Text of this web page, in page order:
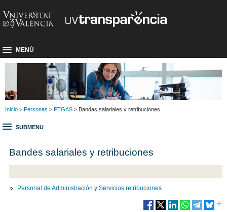
MENÚ
Inicio > Personas > PTGAS > Bandas salariales y retribuciones
SUBMENU
Bandes salariales y retribuciones
Personal de Administración y Servicios retribuciones